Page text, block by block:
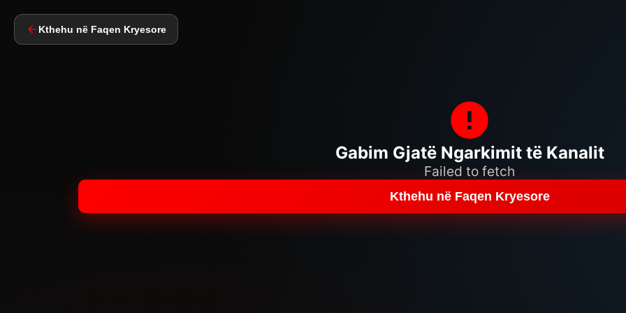
Kthehu në Faqen Kryesore
Gabim Gjatë Ngarkimit të Kanalit
Failed to fetch
Kthehu në Faqen Kryesore